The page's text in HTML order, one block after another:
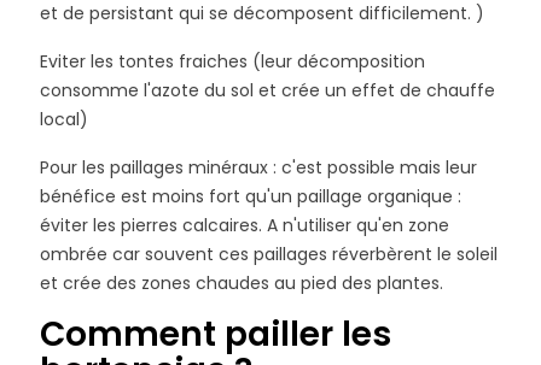
et de persistant qui se décomposent difficilement. )
Eviter les tontes fraiches (leur décomposition
consomme l'azote du sol et crée un effet de chauffe
local)
Pour les paillages minéraux : c'est possible mais leur
bénéfice est moins fort qu'un paillage organique :
éviter les pierres calcaires. A n'utiliser qu'en zone
ombrée car souvent ces paillages réverbèrent le soleil
et crée des zones chaudes au pied des plantes.
Comment pailler les